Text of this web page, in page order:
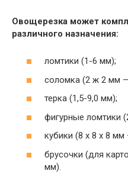
Овощерезка может
различного назначения:
ломтики (1-6 мм);
соломка (2 ж 2 мм
терка (1,5-9,0 мм);
фигурные ломтики
кубики (8 x 8 x 8
брусочки (для
мм).